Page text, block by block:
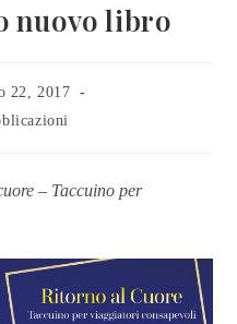
nuovo libro
22, 2017
– Taccuino per